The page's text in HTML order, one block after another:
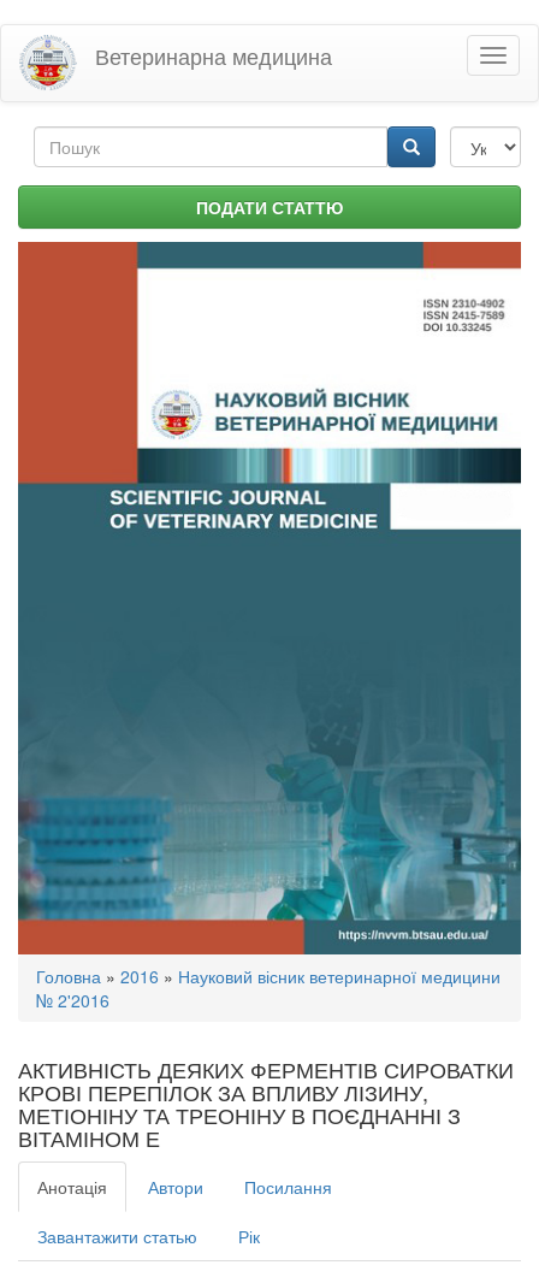
Перейти
основного
матеріалу
Ветеринарна медицина
Пошукова
форма ПОДАТИ СТАТТЮ
Ви
тут
Головна » 2016 » Науковий вісник ветеринарної медицини
№ 2'2016
АКТИВНІСТЬ ДЕЯКИХ ФЕРМЕНТІВ СИРОВАТКИ
КРОВІ ПЕРЕПІЛОК ЗА ВПЛИВУ ЛІЗИНУ,
МЕТІОНІНУ ТА ТРЕОНІНУ В ПОЄДНАННІ З
ВІТАМІНОМ Е
Анотація Автори Посилання
Завантажити статью Рік